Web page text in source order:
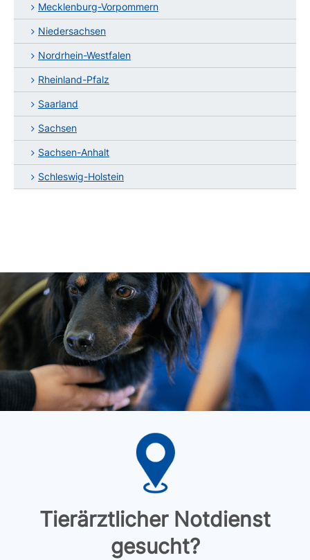
Mecklenburg-Vorpommern
Niedersachsen
Nordrhein-Westfalen
Rheinland-Pfalz
Saarland
Sachsen
Sachsen-Anhalt
Schleswig-Holstein
Tierärztlicher Notdienst
gesucht?